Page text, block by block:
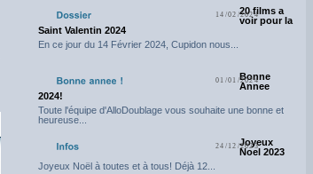
14/02/202420 films a
voir pour la
Saint Valentin 2024
En ce jour du 14 Février 2024, Cupidon nous...
01/01/2024
Bonne
Annee
2024!
Toute l'équipe d'AlloDoublage vous souhaite une bonne et
heureuse...
24/12/2023
Joyeux
Noel 2023
Joyeux Noël à toutes et à tous! Déjà 12...